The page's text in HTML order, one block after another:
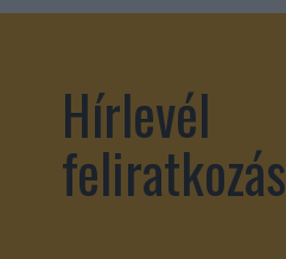
Hírlevél
feliratkozás